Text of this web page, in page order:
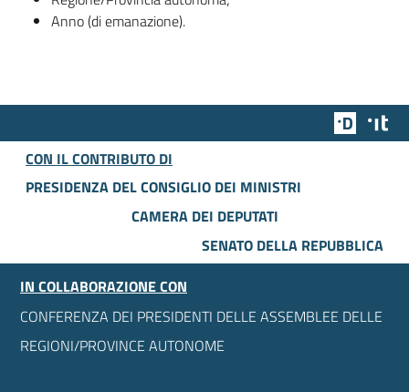
Anno (di emanazione).
Team
CON IL CONTRIBUTO DI
PRESIDENZA DEL CONSIGLIO DEI MINISTRI
CAMERA DEI DEPUTATI
SENATO DELLA REPUBBLICA
IN COLLABORAZIONE CON
CONFERENZA DEI PRESIDENTI DELLE ASSEMBLEE DELLE
REGIONI/PROVINCE AUTONOME